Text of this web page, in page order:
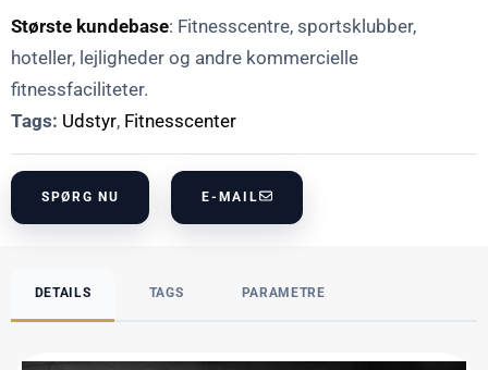
Største kundebase: Fitnesscentre, sportsklubber,
hoteller, lejligheder og andre kommercielle
fitnessfaciliteter.
Tags: Udstyr, Fitnesscenter
SPØRG NU E-MAIL
DETAILS TAGS PARAMETRE